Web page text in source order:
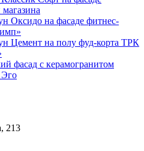
магазина
Оксидо на фасаде фитнес-
Цемент на полу фуд-корта ТРК
фасад с керамогранитом
Эго
213